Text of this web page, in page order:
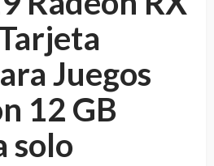
Juegos
12 GB
solo